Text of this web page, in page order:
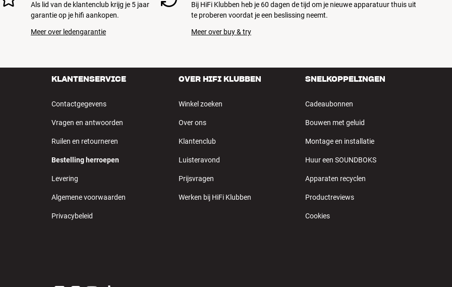
Als lid van de klantenclub krijg je 5 jaar
garantie op je hifi aankopen.
Meer over ledengarantie
Bij HiFi Klubben heb je 60 dagen de tijd om je nieuwe apparatuur thuis uit
te proberen voordat je een beslissing neemt.
Meer over buy & try
KLANTENSERVICE
Contactgegevens
Vragen en antwoorden
Ruilen en retourneren
Bestelling herroepen
Levering
Algemene voorwaarden
Privacybeleid
OVER HIFI KLUBBEN
Winkel zoeken
Over ons
Klantenclub
Luisteravond
Prijsvragen
Werken bij HiFi Klubben
SNELKOPPELINGEN
Cadeaubonnen
Bouwen met geluid
Montage en installatie
Huur een SOUNDBOKS
Apparaten recyclen
Productreviews
Cookies